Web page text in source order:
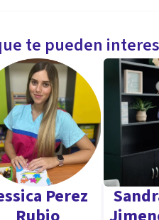
te pueden
Perez